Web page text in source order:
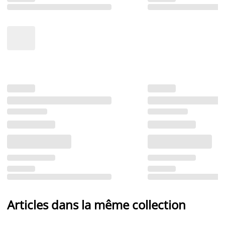
Articles dans la même collection